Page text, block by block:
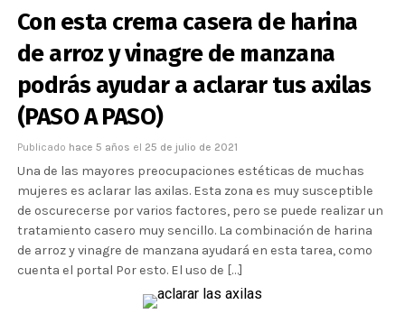
Con esta crema casera de harina
de arroz y vinagre de manzana
podrás ayudar a aclarar tus axilas
(PASO A PASO)
Publicado hace 5 años el 25 de julio de 2021
Una de las mayores preocupaciones estéticas de muchas
mujeres es aclarar las axilas. Esta zona es muy susceptible
de oscurecerse por varios factores, pero se puede realizar un
tratamiento casero muy sencillo. La combinación de harina
de arroz y vinagre de manzana ayudará en esta tarea, como
cuenta el portal Por esto. El uso de […]